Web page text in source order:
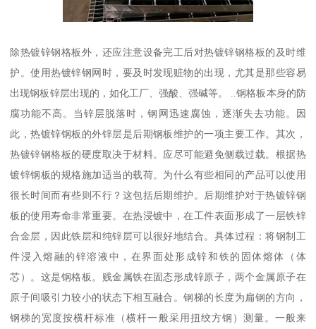
除热镀锌钢格板外，还应注意设备完工后对热镀锌钢格板的及时维
护。使用热镀锌钢网时，要及时发现赃物的出现，尤其是那些容易
出现钢板锌层出现的，如化工厂、强酸、强碱等。 ..钢格板本身的防
腐功能不高。当锌层脱落时，钢网迅速腐蚀，逐渐失去功能。因
此，热镀锌钢板的外锌层是后期钢板维护的一项主要工作。其次，
热镀锌钢格板的硬度取决于材料。应尽可能避免侧载过载。根据热
镀锌钢板的规格施加适当的载荷。为什么有些相同的产品可以使用
很长时间而有些则不行？这包括后期维护。后期维护对于热镀锌钢
板的使用寿命非常重要。在热浸镀中，在工件表面形成了一层铁锌
合金层，因此铁层和纯锌层可以很好地结合。具体过程：将钢制工
件浸入熔融的锌溶液中，在界面处形成锌和铁的固体熔体（体
芯）。这是钢格板。贱金属铁在固态形成锌原子，两个金属原子在
原子间吸引力较小的状态下相互融合。钢梯的长度为扁钢的方向，
钢梯的宽度按横杆标准（横杆一般采用扭绞方钢）测量。一般来